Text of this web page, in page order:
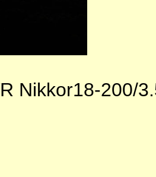
Nikkor18-200/